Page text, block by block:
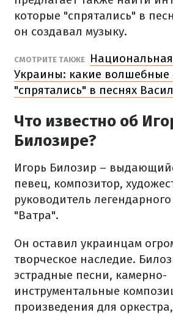
которые "спрятались" в
он создавал музыку.
СМОТРИТЕ ТАКЖЕ
Украины: какие волшебные
"спрятались" в песнях
Что известно об
Билозире?
Игорь Билозир –
певец, композитор,
руководитель
"Ватра".
Он оставил украинцам
творческое наследие.
эстрадные песни, камерно-
инструментальные
произведения для